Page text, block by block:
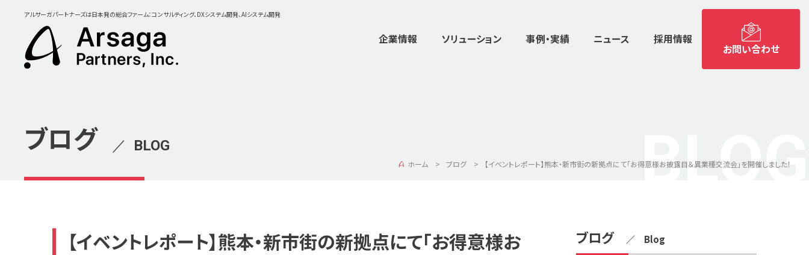
アルサーガパートナーズは日本発の総合ファーム：コンサルティング、DXシステム開発、AIシステム開発
企業情報 ソリューション 事例・実績 ニュース 採用情報
お問い合わせ
ブログ ／ BLOG BLOG
ホーム ブログ 【イベントレポート】熊本・新市街の新拠点にて「お得意様お披露目＆異業種交流会」を開催しました！
【イベントレポート】熊本・新市街の新拠点にて「お得意様お
ブログ ／ Blog